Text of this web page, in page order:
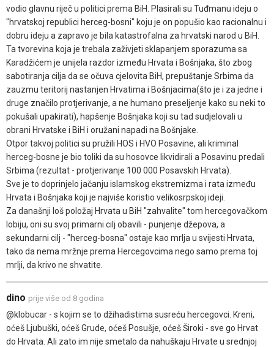
vodio glavnu riječ u politici prema BiH. Plasirali su Tuđmanu ideju o
"hrvatskoj republici herceg-bosni" koju je on popušio kao racionalnu i
dobru ideju a zapravo je bila katastrofalna za hrvatski narod u BiH.
Ta tvorevina koja je trebala zaživjeti sklapanjem sporazuma sa
Karadžićem je unijela razdor između Hrvata i Bošnjaka, što zbog
sabotiranja cilja da se očuva cjelovita BiH, prepuštanje Srbima da
zauzmu teritorij nastanjen Hrvatima i Bošnjacima(što je i za jedne i
druge značilo protjerivanje, a ne humano preseljenje kako su neki to
pokušali upakirati), hapšenje Bošnjaka koji su tad sudjelovali u
obrani Hrvatske i BiH i oružani napadi na Bošnjake.
Otpor takvoj politici su pružili HOS i HVO Posavine, ali kriminal
herceg-bosne je bio toliki da su hosovce likvidirali a Posavinu predali
Srbima (rezultat - protjerivanje 100 000 Posavskih Hrvata).
Sve je to doprinjelo jačanju islamskog ekstremizma i rata između
Hrvata i Bošnjaka koji je najviše koristio velikosrpskoj ideji.
Za današnji loš položaj Hrvata u BiH "zahvalite" tom hercegovačkom
lobiju, oni su svoj primarni cilj obavili - punjenje džepova, a
sekundarni cilj - "herceg-bosna" ostaje kao mrlja u svijesti Hrvata,
tako da nema mržnje prema Hercegovcima nego samo prema toj
mrlji, da krivo ne shvatite.
dino prije više od 8 godina
@klobucar - s kojim se to džihadistima susreću hercegovci. Kreni,
oćeš Ljubuški, oćeš Grude, oćeš Posušje, oćeš Široki - sve go Hrvat
do Hrvata. Ali zato im nije smetalo da nahuškaju Hrvate u srednjoj